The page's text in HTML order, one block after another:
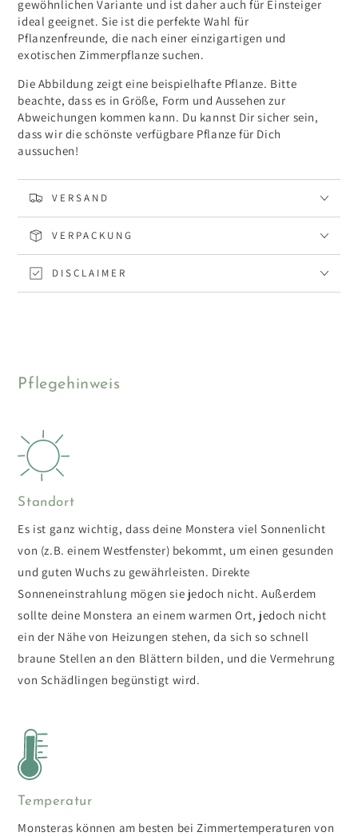
gewöhnlichen Variante und ist daher auch für Einsteiger
ideal geeignet. Sie ist die perfekte Wahl für
Pflanzenfreunde, die nach einer einzigartigen und
exotischen Zimmerpflanze suchen.
Die Abbildung zeigt eine beispielhafte Pflanze. Bitte
beachte, dass es in Größe, Form und Aussehen zur
Abweichungen kommen kann. Du kannst Dir sicher sein,
dass wir die schönste verfügbare Pflanze für Dich
aussuchen!
VERSAND
VERPACKUNG
DISCLAIMER
Pflegehinweis
Standort
Es ist ganz wichtig, dass deine Monstera viel Sonnenlicht
von (z.B. einem Westfenster) bekommt, um einen gesunden
und guten Wuchs zu gewährleisten. Direkte
Sonneneinstrahlung mögen sie jedoch nicht. Außerdem
sollte deine Monstera an einem warmen Ort, jedoch nicht
ein der Nähe von Heizungen stehen, da sich so schnell
braune Stellen an den Blättern bilden, und die Vermehrung
von Schädlingen begünstigt wird.
Temperatur
Monsteras können am besten bei Zimmertemperaturen von